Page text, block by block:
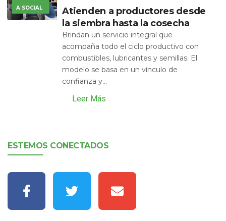
A SOCIAL
Atienden a productores desde
la siembra hasta la cosecha
Brindan un servicio integral que
acompaña todo el ciclo productivo con
combustibles, lubricantes y semillas. El
modelo se basa en un vínculo de
confianza y...
Leer Más
ESTEMOS CONECTADOS